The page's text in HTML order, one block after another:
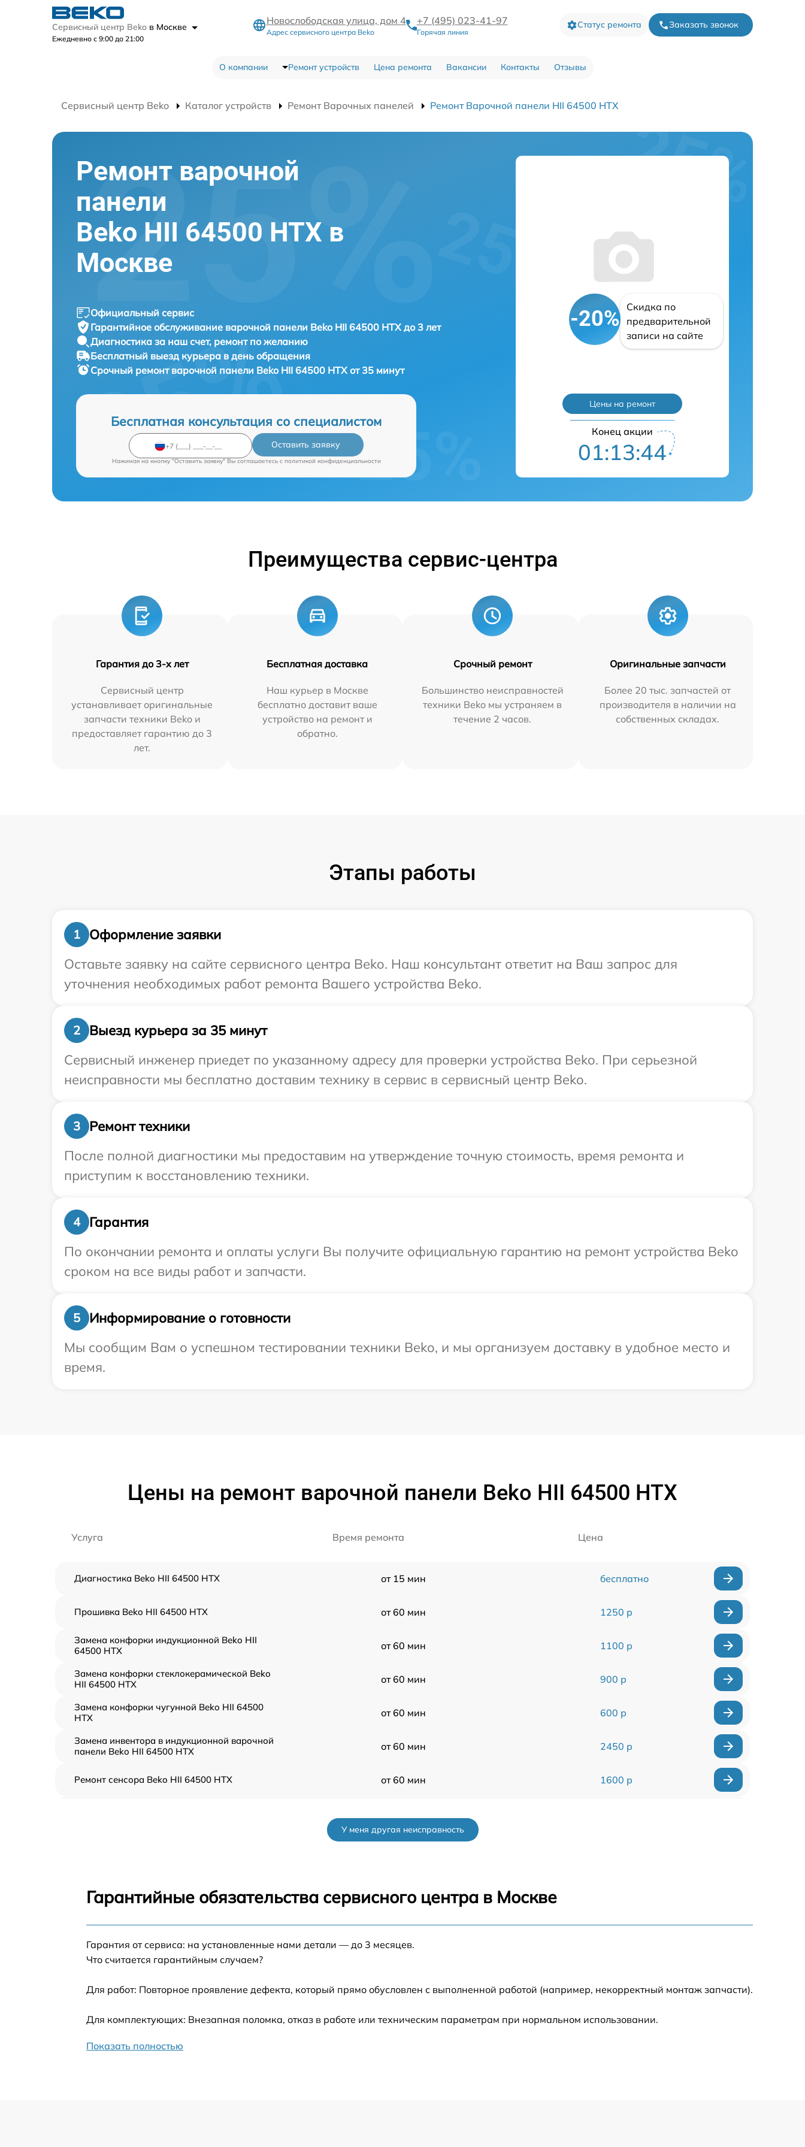
Сервисный центр Beko в Москве
Ежедневно с 9:00 до 21:00
Новослободская улица, дом 4
Адрес сервисного центра Beko
+7 (495) 023-41-97
Горячая линия
Статус ремонта Заказать звонок
О компании Ремонт устройств Цена ремонта Вакансии Контакты Отзывы
Сервисный центр Beko Каталог устройств Ремонт Варочных панелей Ремонт Варочной панели HII 64500 HTX
Ремонт варочной
панели
Beko HII 64500 HTX в
Москве
Официальный сервис
Гарантийное обслуживание варочной панели Beko HII 64500 HTX до 3 лет
Диагностика за наш счет, ремонт по желанию
Бесплатный выезд курьера в день обращения
Срочный ремонт варочной панели Beko HII 64500 HTX от 35 минут
Бесплатная консультация со специалистом
Оставить заявку
Нажимая на кнопку "Оставить заявку" Вы соглашаетесь c политикой конфиденциальности
-20%
Скидка по
предварительной
записи на сайте
Цены на ремонт
Конец акции
01:13:43
Преимущества сервис-центра
Гарантия до 3-х лет
Сервисный центр
устанавливает оригинальные
запчасти техники Beko и
предоставляет гарантию до 3
лет.
Бесплатная доставка
Наш курьер в Москве
бесплатно доставит ваше
устройство на ремонт и
обратно.
Срочный ремонт
Большинство неисправностей
техники Beko мы устраняем в
течение 2 часов.
Оригинальные запчасти
Более 20 тыс. запчастей от
производителя в наличии на
собственных складах.
Этапы работы
1
Оформление заявки
Оставьте заявку на сайте сервисного центра Beko. Наш консультант ответит на Ваш запрос для
уточнения необходимых работ ремонта Вашего устройства Beko.
2
Выезд курьера за 35 минут
Сервисный инженер приедет по указанному адресу для проверки устройства Beko. При серьезной
неисправности мы бесплатно доставим технику в сервис в сервисный центр Beko.
3
Ремонт техники
После полной диагностики мы предоставим на утверждение точную стоимость, время ремонта и
приступим к восстановлению техники.
4
Гарантия
По окончании ремонта и оплаты услуги Вы получите официальную гарантию на ремонт устройства Beko
сроком на все виды работ и запчасти.
5
Информирование о готовности
Мы сообщим Вам о успешном тестировании техники Beko, и мы организуем доставку в удобное место и
время.
Цены на ремонт варочной панели Beko HII 64500 HTX
Услуга Время ремонта Цена
Диагностика Beko HII 64500 HTX от 15 мин бесплатно
Прошивка Beko HII 64500 HTX от 60 мин 1250 р
Замена конфорки индукционной Beko HII
64500 HTX
от 60 мин 1100 р
Замена конфорки стеклокерамической Beko
HII 64500 HTX
от 60 мин 900 р
Замена конфорки чугунной Beko HII 64500
HTX
от 60 мин 600 р
Замена инвентора в индукционной варочной
панели Beko HII 64500 HTX
от 60 мин 2450 р
Ремонт сенсора Beko HII 64500 HTX от 60 мин 1600 р
Ремонт модуля управления Beko HII 64500
Замена сенсора Beko HII 64500 HTX от 60 мин
У меня другая неисправность
Гарантийные обязательства сервисного центра в Москве
Гарантия от сервиса: на установленные нами детали — до 3 месяцев.
Что считается гарантийным случаем?
Для работ: Повторное проявление дефекта, который прямо обусловлен с выполненной работой (например, некорректный монтаж запчасти).
Для комплектующих: Внезапная поломка, отказ в работе или техническим параметрам при нормальном использовании.
Показать полностью